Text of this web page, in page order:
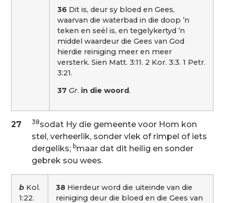
36 Dit is, deur sy bloed en Gees,
waarvan die waterbad in die doop ’n
teken en seël is, en tegelykertyd ’n
middel waardeur die Gees van God
hierdie reiniging meer en meer
versterk. Sien Matt. 3:11. 2 Kor. 3:3. 1 Petr.
3:21.
37 Gr. in die woord.
27 38sodat Hy die gemeente voor Hom kon
stel, verheerlik, sonder vlek of rimpel of iets
dergeliks; bmaar dat dit heilig en sonder
gebrek sou wees.
b Kol.
1:22.
38 Hierdeur word die uiteinde van die
reiniging deur die bloed en die Gees van